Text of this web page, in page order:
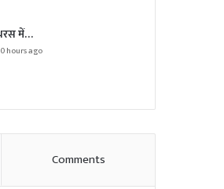
में…
hours ago
Comments